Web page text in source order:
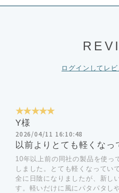
ログインしてレ
★★★★★
Y様
2026/04/11 16:10:48
以前よりとても軽くなっ
10年以上前の同社の製品を使っ
しました。とても軽くなってい
全に日陰になりましたが、新し
す。軽いだけに風にパタパタし